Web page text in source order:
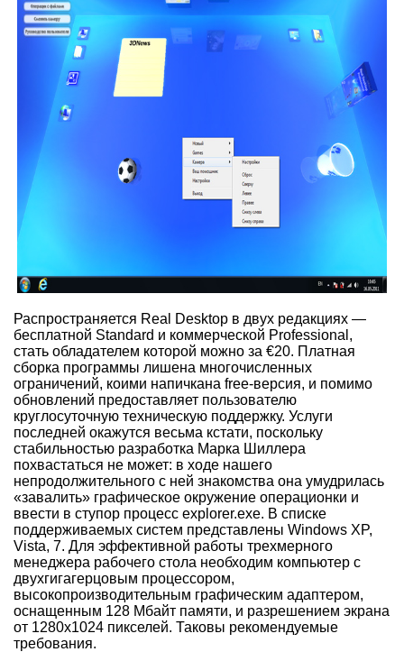
Распространяется Real Desktop в двух редакциях —
бесплатной Standard и коммерческой Professional,
стать обладателем которой можно за €20. Платная
сборка программы лишена многочисленных
ограничений, коими напичкана free-версия, и помимо
обновлений предоставляет пользователю
круглосуточную техническую поддержку. Услуги
последней окажутся весьма кстати, поскольку
стабильностью разработка Марка Шиллера
похвастаться не может: в ходе нашего
непродолжительного с ней знакомства она умудрилась
«завалить» графическое окружение операционки и
ввести в ступор процесс explorer.exe. В списке
поддерживаемых систем представлены Windows XP,
Vista, 7. Для эффективной работы трехмерного
менеджера рабочего стола необходим компьютер с
двухгигагерцовым процессором,
высокопроизводительным графическим адаптером,
оснащенным 128 Мбайт памяти, и разрешением экрана
от 1280x1024 пикселей. Таковы рекомендуемые
требования.